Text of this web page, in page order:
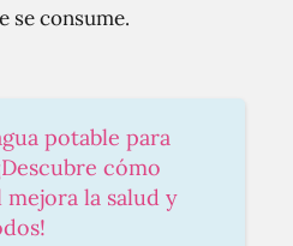
se consume.
potable para
cómo
la salud y